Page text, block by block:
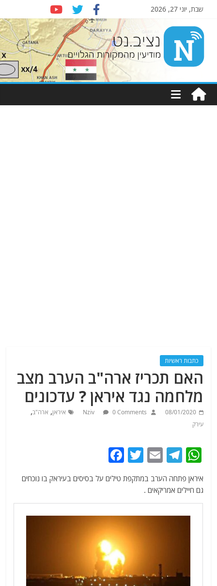
שבת, יוני 27, 2026
Nziv.net
מודיעין
מהמקורות
כתבות ראשיות
האם תכריז ארה"ב הערב מצב
מלחמה נגד איראן ? עדכונים
08/01/2020
Nziv 0 Comments איראן, ארה"ב,
עירק
W
at
s
A
T
e
g
ra
E
ai
l
T
itt
er
c
e
b
o
o
k
איראן פתחה הערב במתקפת טילים על בסיסים בעיראק בו נוכחים
גם חיילים אמריקאים .